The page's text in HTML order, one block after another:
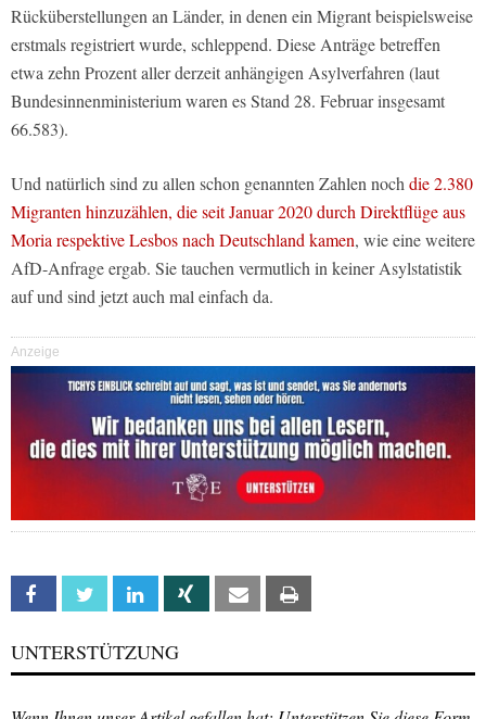
Rücküberstellungen an Länder, in denen ein Migrant beispielsweise
erstmals registriert wurde, schleppend. Diese Anträge betreffen
etwa zehn Prozent aller derzeit anhängigen Asylverfahren (laut
Bundesinnenministerium waren es Stand 28. Februar insgesamt
66.583).
Und natürlich sind zu allen schon genannten Zahlen noch die 2.380
Migranten hinzuzählen, die seit Januar 2020 durch Direktflüge aus
Moria respektive Lesbos nach Deutschland kamen, wie eine weitere
AfD-Anfrage ergab. Sie tauchen vermutlich in keiner Asylstatistik
auf und sind jetzt auch mal einfach da.
Anzeige
Facebook Twitter Linkedin Xing Email
UNTERSTÜTZUNG